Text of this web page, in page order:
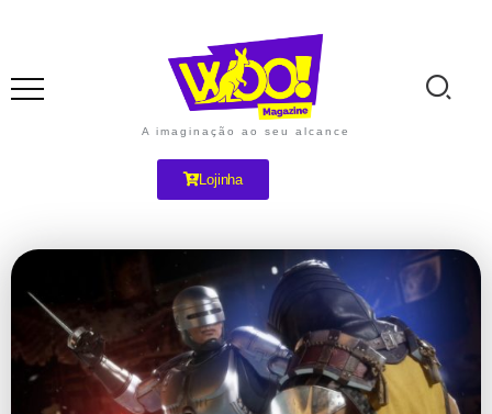
A imaginação ao seu alcance
Lojinha